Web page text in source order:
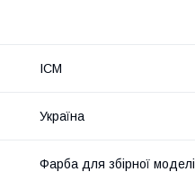
ICM
Україна
Фарба для збірної моделі